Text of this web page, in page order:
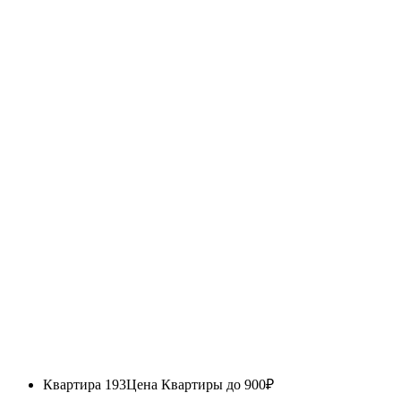
Квартира 193Цена Квартиры до 900₽